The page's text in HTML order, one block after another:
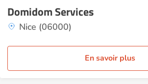
Domidom Services
Nice (06000)
En savoir plus